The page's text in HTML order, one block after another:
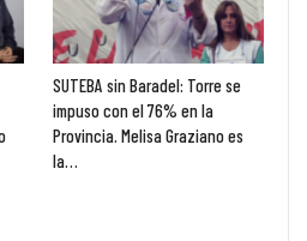
SUTEBA sin Baradel: Torre se
impuso con el 76% en la
Provincia. Melisa Graziano es
la…